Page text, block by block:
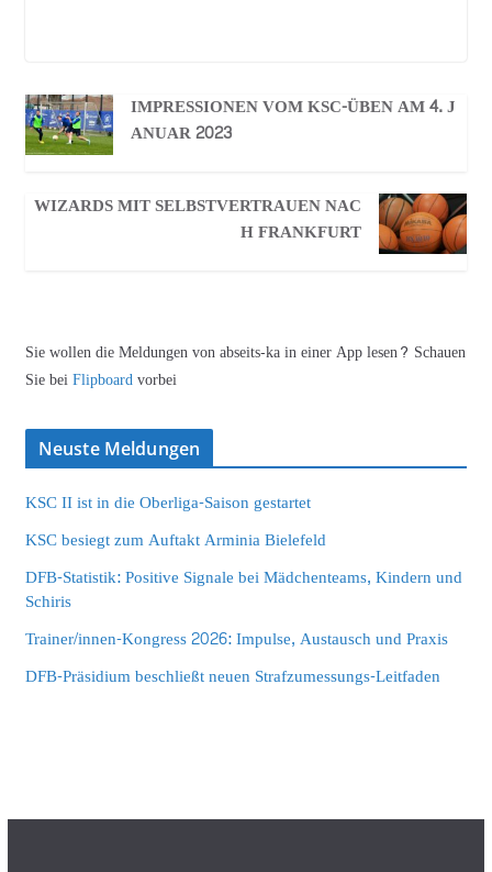
IMPRESSIONEN VOM KSC-ÜBEN AM 4. J
ANUAR 2023
WIZARDS MIT SELBSTVERTRAUEN NAC
H FRANKFURT
Sie wollen die Meldungen von abseits-ka in einer App lesen? Schauen
Sie beiFlipboardvorbei
Neuste Meldungen
KSC II ist in die Oberliga-Saison gestartet
KSC besiegt zum Auftakt Arminia Bielefeld
DFB-Statistik: Positive Signale bei Mädchenteams, Kindern und
Schiris
Trainer/innen-Kongress 2026: Impulse, Austausch und Praxis
DFB-Präsidium beschließt neuen Strafzumessungs-Leitfaden